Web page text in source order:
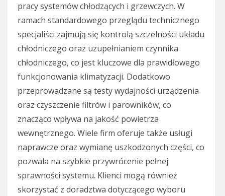
pracy systemów chłodzących i grzewczych. W
ramach standardowego przeglądu technicznego
specjaliści zajmują się kontrolą szczelności układu
chłodniczego oraz uzupełnianiem czynnika
chłodniczego, co jest kluczowe dla prawidłowego
funkcjonowania klimatyzacji. Dodatkowo
przeprowadzane są testy wydajności urządzenia
oraz czyszczenie filtrów i parowników, co
znacząco wpływa na jakość powietrza
wewnętrznego. Wiele firm oferuje także usługi
naprawcze oraz wymianę uszkodzonych części, co
pozwala na szybkie przywrócenie pełnej
sprawności systemu. Klienci mogą również
skorzystać z doradztwa dotyczącego wyboru